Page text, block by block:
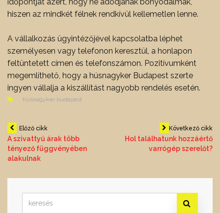
hiszen az mindkét félnek rendkívül kellemetlen lenne.
A vállalkozás ügyintézőjével kapcsolatba léphet
személyesen vagy telefonon keresztül, a honlapon
feltüntetett címen és telefonszámon. Pozitívumként
megemlíthető, hogy a húsnagyker Budapest szerte
ingyen vállalja a kiszállítást nagyobb rendelés esetén.
húsnagyker budapest
Bejegyzés
navigáció
Előző cikk
A szivattyú árak több
tényező függvényében
alakulnak
Következő cikk
Hol találhatunk hozzáértő
varrógép szerelőt?
for: